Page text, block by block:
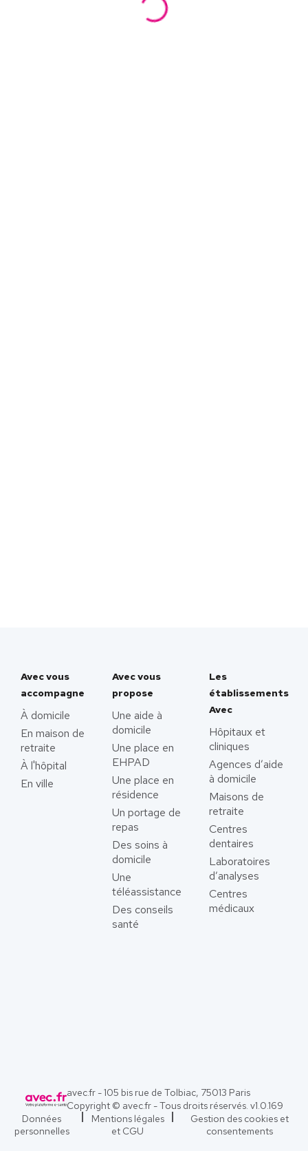
Avec vous
accompagne
À domicile
En maison de
retraite
À l'hôpital
En ville
Avec vous
propose
Une aide à
domicile
Une place en
EHPAD
Une place en
résidence
Un portage de
repas
Des soins à
domicile
Une
téléassistance
Des conseils
santé
Les
établissements
Avec
Hôpitaux et
cliniques
Agences d’aide
à domicile
Maisons de
retraite
Centres
dentaires
Laboratoires
d’analyses
Centres
médicaux
avec.fr - 105 bis rue de Tolbiac, 75013 Paris
Copyright © avec.fr - Tous droits réservés. v1.0.169
Données
personnelles
Mentions légales
et CGU
Gestion des cookies et
consentements